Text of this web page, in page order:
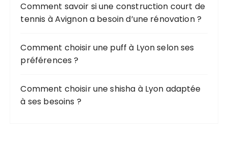
Comment savoir si une construction court de
tennis à Avignon a besoin d’une rénovation ?
Comment choisir une puff à Lyon selon ses
préférences ?
Comment choisir une shisha à Lyon adaptée
à ses besoins ?